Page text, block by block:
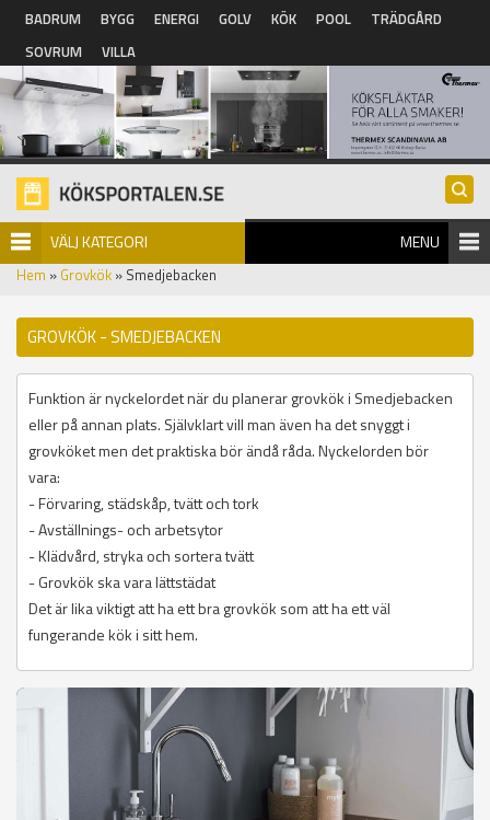
Hoppa till huvudinnehåll
BADRUM BYGG ENERGI GOLV KÖK POOL
TRÄDGÅRD
SOVRUM
VILLA
VÄLJ KATEGORI MENU
Hem » Grovkök » Smedjebacken
GROVKÖK - SMEDJEBACKEN
Funktion är nyckelordet när du planerar grovkök i Smedjebacken
eller på annan plats. Självklart vill man även ha det snyggt i
grovköket men det praktiska bör ändå råda. Nyckelorden bör
vara:
- Förvaring, städskåp, tvätt och tork
- Avställnings- och arbetsytor
- Klädvård, stryka och sortera tvätt
- Grovkök ska vara lättstädat
Det är lika viktigt att ha ett bra grovkök som att ha ett väl
fungerande kök i sitt hem.